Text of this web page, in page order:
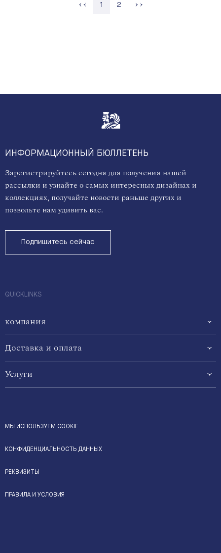
1 Страница
2
ИНФОРМАЦИОННЫЙ БЮЛЛЕТЕНЬ
Зарегистрируйтесь сегодня для получения нашей
рассылки и узнайте о самых интересных дизайнах и
коллекциях, получайте новости раньше других и
позвольте нам удивить вас.
Подпишитесь сейчас
QUICKLINKS
компания
Доставка и оплата
Услуги
МЫ ИСПОЛЬЗУЕМ COOKIE
КОНФИДЕНЦИАЛЬНОСТЬ ДАННЫХ
РЕКВИЗИТЫ
ПРАВИЛА И УСЛОВИЯ